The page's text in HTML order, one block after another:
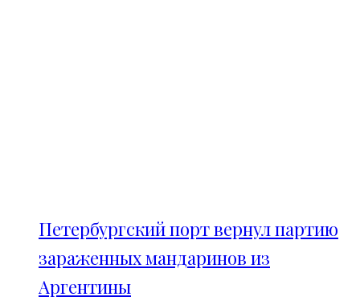
Петербургский порт вернул партию
зараженных мандаринов из
Аргентины